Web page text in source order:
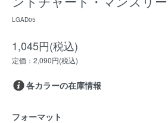
LGAD05
1,045円(税込)
定価：2,090円(税込)
各カラーの在庫情報
フォーマット